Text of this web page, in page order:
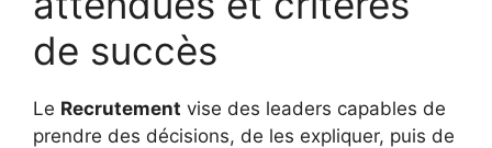
de succès
Le Recrutement vise des leaders capables de
prendre des décisions, de les expliquer, puis de